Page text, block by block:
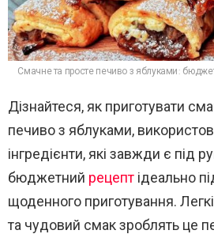
Смачне та просте печиво з яблуками:
Дізнайтеся, як приготувати
печиво з яблуками,
інгредієнти, які завжди є під
бюджетний рецепт ідеально
щоденного приготування.
та чудовий смак зроблять це